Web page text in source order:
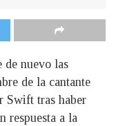
de nuevo las
de la cantante
Swift tras haber
respuesta a la